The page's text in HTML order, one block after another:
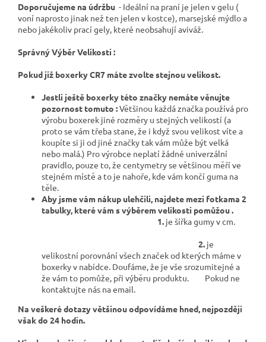
Doporučujeme na údržbu - Ideální na praní je jelen v gelu (
voní naprosto jinak než ten jelen v kostce), marsejské mýdlo a
nebo jakékoliv prací gely, které neobsahují aviváž.
Správný Výběr Velikosti :
Pokud již boxerky CR7 máte zvolte stejnou velikost.
Jestli ještě boxerky této značky nemáte věnujte
pozornost tomuto :Většinou každá značka používá pro
výrobu boxerek jiné rozměry u stejných velikostí (a
proto se vám třeba stane, že i když svou velikost víte a
koupíte si ji od jiné značky tak vám může být velká
nebo malá.) Pro výrobce neplatí žádné univerzální
pravidlo, pouze to, že centymetry se většinou měří ve
stejném místě a to je nahoře, kde vám končí guma na
těle.
Aby jsme vám nákup ulehčili, najdete mezi fotkama 2
tabulky, které vám s výběrem velikosti pomůžou .
1. je šířka gumy v cm.
2. je
velikostní porovnání všech značek od kterých máme v
boxerky v nabídce. Doufáme, že je vše srozumitejné a
že vám to pomůže, při výběru produktu. Pokud ne
kontaktujte nás na email.
Na veškeré dotazy většinou odpovídáme hned, nejpozději
však do 24 hodin.